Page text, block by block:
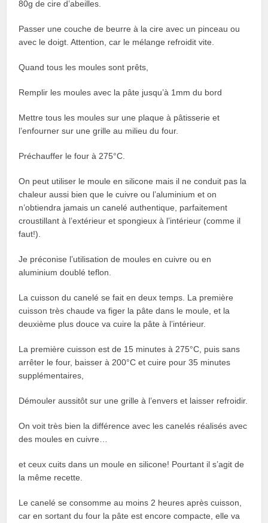
80g de cire d’abeilles.
Passer une couche de beurre à la cire avec un pinceau ou
avec le doigt. Attention, car le mélange refroidit vite.
Quand tous les moules sont prêts,
Remplir les moules avec la pâte jusqu’à 1mm du bord
Mettre tous les moules sur une plaque à pâtisserie et
l’enfourner sur une grille au milieu du four.
Préchauffer le four à 275°C.
On peut utiliser le moule en silicone mais il ne conduit pas la
chaleur aussi bien que le cuivre ou l’aluminium et on
n’obtiendra jamais un canelé authentique, parfaitement
croustillant à l’extérieur et spongieux à l’intérieur (comme il
faut!).
Je préconise l’utilisation de moules en cuivre ou en
aluminium doublé teflon.
La cuisson du canelé se fait en deux temps. La première
cuisson très chaude va figer la pâte dans le moule, et la
deuxième plus douce va cuire la pâte à l’intérieur.
La première cuisson est de 15 minutes à 275°C, puis sans
arrêter le four, baisser à 200°C et cuire pour 35 minutes
supplémentaires,
Démouler aussitôt sur une grille à l’envers et laisser refroidir.
On voit très bien la différence avec les canelés réalisés avec
des moules en cuivre…
et ceux cuits dans un moule en silicone! Pourtant il s’agit de
la même recette.
Le canelé se consomme au moins 2 heures après cuisson,
car en sortant du four la pâte est encore compacte, elle va